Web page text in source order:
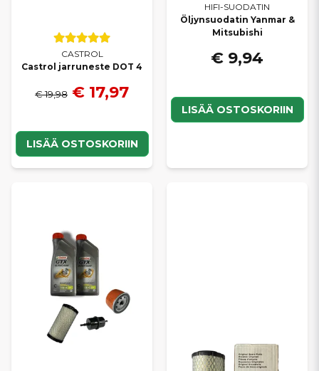
CASTROL
Castrol jarruneste DOT 4
€ 19,98 € 17,97
LISÄÄ OSTOSKORIIN
HIFI-SUODATIN
Öljynsuodatin Yanmar &
Mitsubishi
€ 9,94
LISÄÄ OSTOSKORIIN